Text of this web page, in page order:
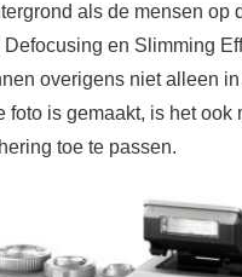
als de mensen op
en Slimming
overigens niet alleen
is gemaakt, is het ook
toe te passen.